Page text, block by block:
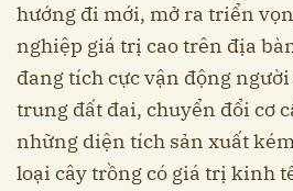
hướng đi mới, mở ra triển
nghiệp giá trị cao trên địa
đang tích cực vận động
trung đất đai, chuyển đổi cơ
những diện tích sản xuất
loại cây trồng có giá trị kinh